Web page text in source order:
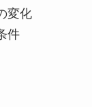
変化
件